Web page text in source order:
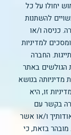
יחולו על כל
להשתנות
כניסה ו/או
למדיניות
החברה
הגולשים באתר
בנושא
זו, היא
בקשר עם
ו/או אשר
בזאת, כי